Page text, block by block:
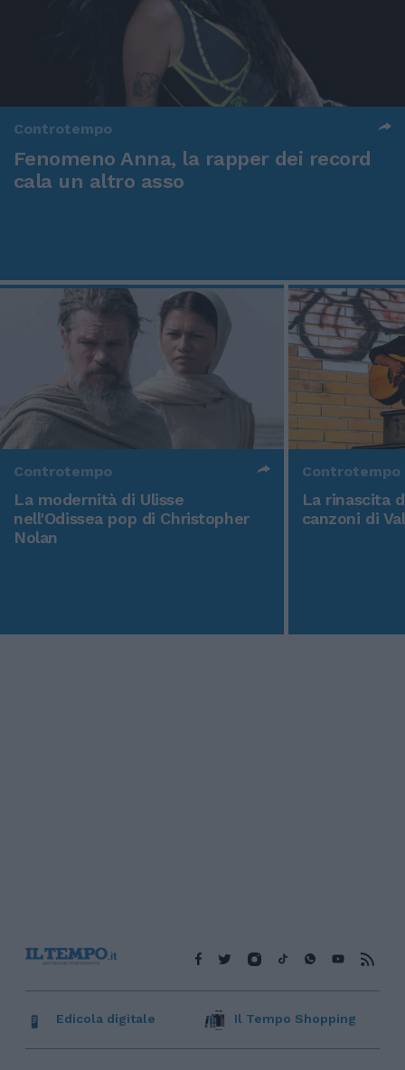
Controtempo
Fenomeno Anna, la rapper dei record
cala un altro asso
Controtempo
La modernità di Ulisse
nell'Odissea pop di Christopher
Nolan
Controtempo
La rinascita
canzoni di
Edicola digitale Il Tempo Shopping